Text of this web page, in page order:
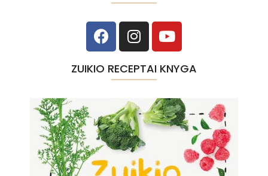
ZUIKIO RECEPTAI KNYGA